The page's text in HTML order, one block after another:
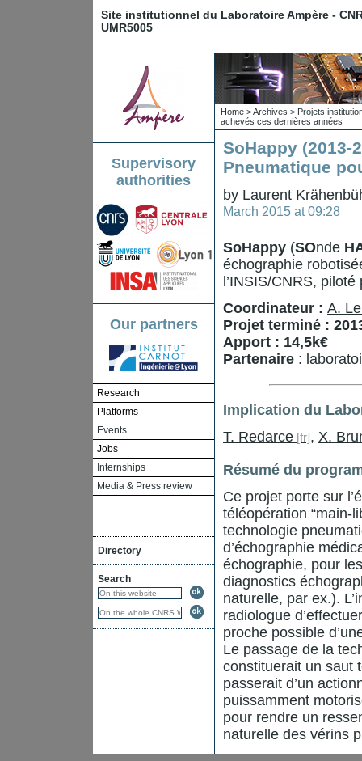
Site institutionnel du Laboratoire Ampère -
UMR5005
Supervisory
authorities
Our partners
Research
Platforms
Events
Jobs
Internships
Media & Press review
Directory
Search
Home >Archives > Projets
achevés ces dernières années
SoHappy (2013-
Pneumatique
by Laurent
March 2015 at 09:28
SoHappy (SOnde
échographie
l’INSIS/CNRS,
Coordinateur : A.
Projet terminé :
Apport : 14,5k€
Partenaire :
Implication du
T. Redarce
, X.
Résumé du
Ce projet porte sur
téléopération “main-
technologie
d’échographie
échographie, pour
diagnostics
naturelle, par ex.).
radiologue
proche possible
Le passage de la
constituerait un saut
passerait d’un
puissamment
pour rendre un
naturelle des vérins